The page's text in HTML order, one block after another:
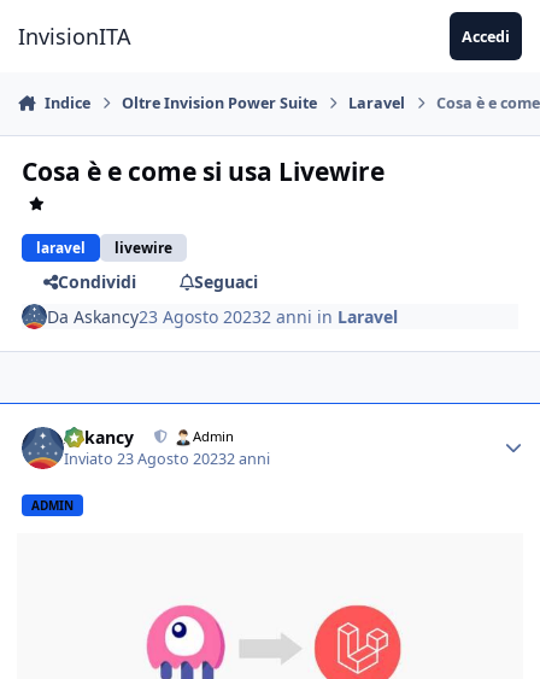
InvisionITA Accedi
Indice Oltre Invision Power Suite Laravel Cosa è e
Cosa è e come si usa Livewire
laravel livewire
Condividi
Seguaci
DaAskancy23 Agosto 20232 anni in Laravel
Askancy Admin
Inviato23 Agosto 20232 anni
ADMIN